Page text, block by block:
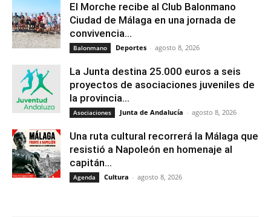
El Morche recibe al Club Balonmano
Ciudad de Málaga en una jornada de
convivencia...
Balonmano Deportes - agosto 8, 2026
La Junta destina 25.000 euros a seis
proyectos de asociaciones juveniles de
la provincia...
Asociaciones Junta de Andalucía - agosto 8, 2026
Una ruta cultural recorrerá la Málaga que
resistió a Napoleón en homenaje al
capitán...
Agenda Cultura - agosto 8, 2026